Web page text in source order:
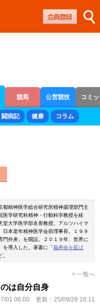
競馬 公営競技 コミ
闘病記 健康 コラム
都精神医学総合研究所精神薬理部門主
医学研究科精神・行動科学教授を経
大学医学部名誉教授。アルツハイマ
本老年精神医学会前理事長。１９９
門外来」を開設。２０１９年、世界に
を導入した。著書に「脳寿命を延ば
> 一覧へ
は自分自身
01 06:00 更新： 25/09/29 18:11